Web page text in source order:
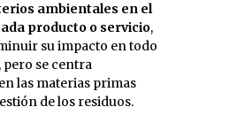
ambientales en el
producto o servicio,
su impacto en todo
pero se centra
las materias primas
de los residuos.